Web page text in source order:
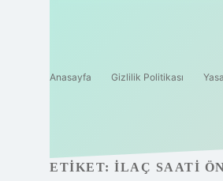
Anasayfa Gizlilik Politikası
ETIKET: İLAÇ SAATI